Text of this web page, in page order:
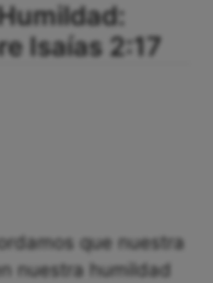
Isaías 2:17
que nuestra
nuestra humildad